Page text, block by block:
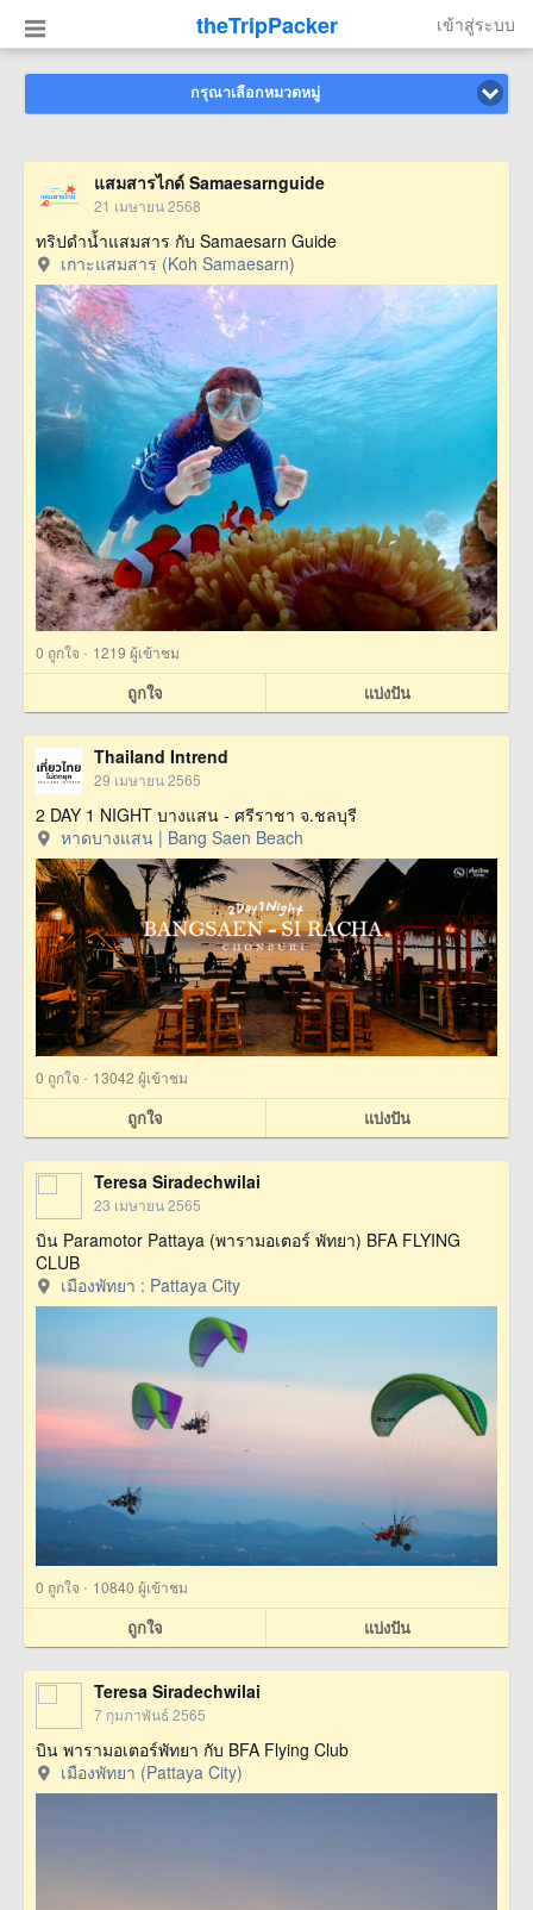
theTripPacker เข้าสู่ระบบ
กรุณาเลือกหมวดหมู่
แสมสารไกด์ Samaesarnguide
21 เมษายน 2568
ทริปดำน้ำแสมสาร กับ Samaesarn Guide
เกาะแสมสาร (Koh Samaesarn)
0 ถูกใจ · 1219 ผู้เข้าชม
ถูกใจ แบ่งปัน
Thailand Intrend
29 เมษายน 2565
2 DAY 1 NIGHT บางแสน - ศรีราชา จ.ชลบุรี
หาดบางแสน | Bang Saen Beach
0 ถูกใจ · 13042 ผู้เข้าชม
ถูกใจ แบ่งปัน
Teresa Siradechwilai
23 เมษายน 2565
บิน Paramotor Pattaya (พารามอเตอร์ พัทยา) BFA FLYING
CLUB
เมืองพัทยา : Pattaya City
0 ถูกใจ · 10840 ผู้เข้าชม
ถูกใจ แบ่งปัน
Teresa Siradechwilai
7 กุมภาพันธ์ 2565
บิน พารามอเตอร์พัทยา กับ BFA Flying Club
เมืองพัทยา (Pattaya City)